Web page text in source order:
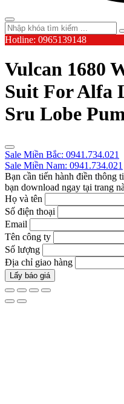
Hotline: 0965139148
Vulcan 1680
Suit For Alfa
Sru Lobe
Sale Miền Bắc: 0941.734.021
Sale Miền Nam: 0941.734.021
Bạn cần tiến hành điền thông
bạn download ngay tại trang
Họ và tên
Số điện thoại
Email
Tên công ty
Số lượng
Địa chỉ giao hàng